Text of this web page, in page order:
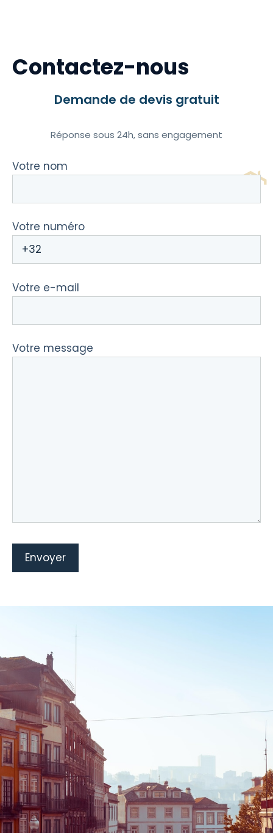
Contactez-nous
Demande de devis gratuit
Réponse sous 24h, sans engagement
Votre nom
Votre numéro
Votre e-mail
Votre message